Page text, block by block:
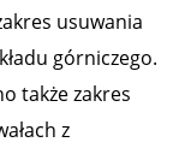
usuwania
górniczego.
także zakres
z